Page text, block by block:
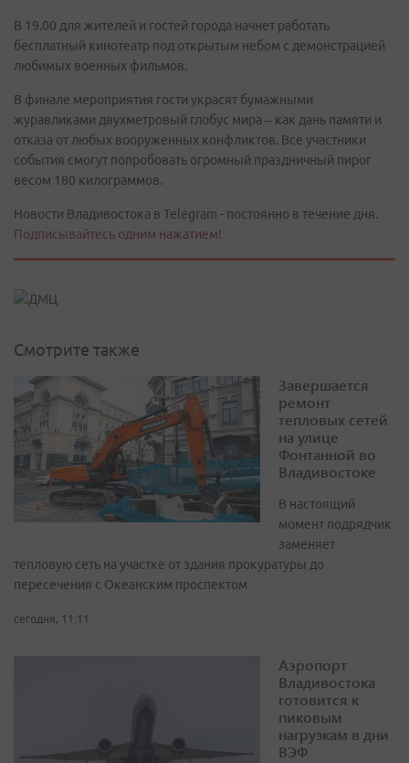
В 19.00 для жителей и гостей города начнет работать
бесплатный кинотеатр под открытым небом с демонстрацией
любимых военных фильмов.
В финале мероприятия гости украсят бумажными
журавликами двухметровый глобус мира – как дань памяти и
отказа от любых вооруженных конфликтов. Все участники
события смогут попробовать огромный праздничный пирог
весом 180 килограммов.
Новости Владивостока в Telegram - постоянно в течение дня.
Подписывайтесь одним нажатием!
Смотрите также
Завершается
ремонт
тепловых сетей
на улице
Фонтанной во
Владивостоке
В настоящий
момент подрядчик
заменяет
тепловую сеть на участке от здания прокуратуры до
пересечения с Океанским проспектом
сегодня, 11:11
Аэропорт
Владивостока
готовится к
пиковым
нагрузкам в дни
ВЭФ